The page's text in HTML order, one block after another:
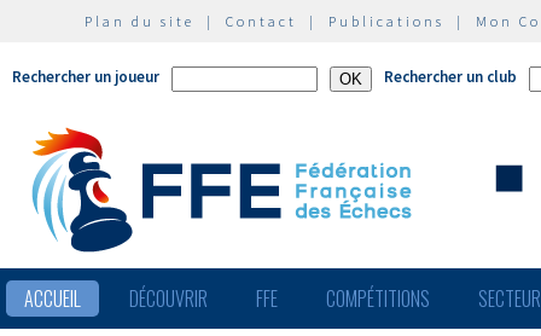
Plan du site | Contact | Publications | Mon
Rechercher un joueur Rechercher un club
ACCUEIL DÉCOUVRIR FFE COMPÉTITIONS